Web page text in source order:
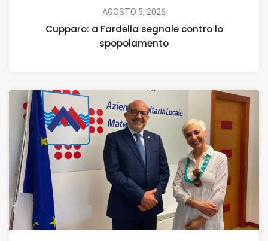
AGOSTO 5, 2026
Cupparo: a Fardella segnale contro lo
spopolamento